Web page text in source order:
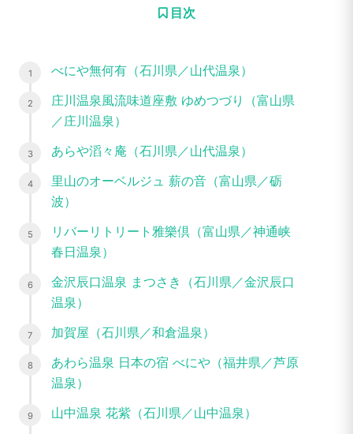
目次
べにや無何有（石川県／山代温泉）
庄川温泉風流味道座敷 ゆめつづり（富山県
／庄川温泉）
あらや滔々庵（石川県／山代温泉）
里山のオーベルジュ 薪の音（富山県／砺
波）
リバーリトリート雅樂倶（富山県／神通峡
春日温泉）
金沢辰口温泉 まつさき（石川県／金沢辰口
温泉）
加賀屋（石川県／和倉温泉）
あわら温泉 日本の宿 べにや（福井県／芦原
温泉）
山中温泉 花紫（石川県／山中温泉）